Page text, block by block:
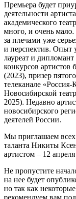
Премьера будет
деятельности
академического
много, и очень мало.
за плечами уже
и перспектив. Опыт
лауреат и
конкурсов артистов
(2023), призер
телеканале «Россия-
Новосибирской
2025). Недавно
новосибирского
деятелей России.
Мы приглашаем всех
таланта Никиты
артистом – 12
Не пропустите
на нее будет
но так как
рекомендуем вам